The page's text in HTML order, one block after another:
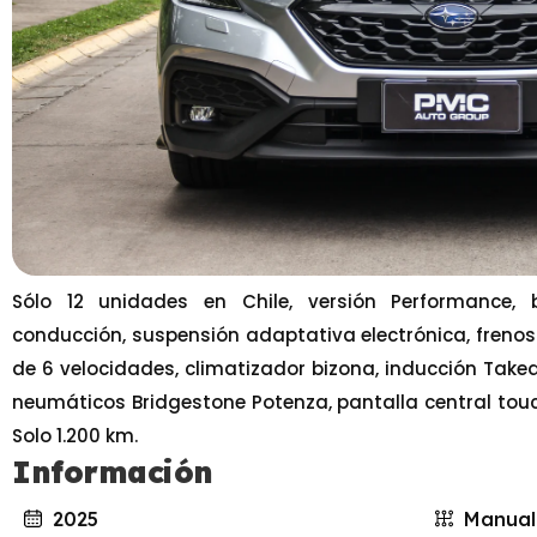
Sólo 12 unidades en Chile, versión
conducción, suspensión adaptativa electrónica,
de 6 velocidades, climatizador bizona, inducción
neumáticos Bridgestone Potenza, pantalla central
Solo 1.200 km.
Información
2025 Manual